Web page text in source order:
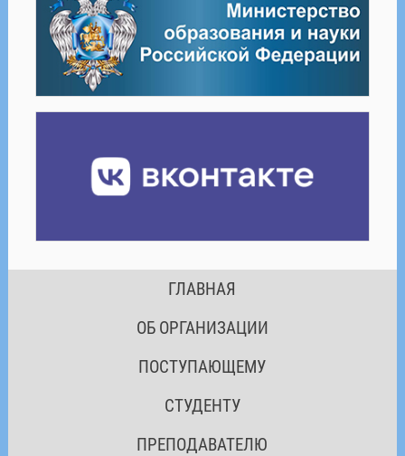
ГЛАВНАЯ
ОБ ОРГАНИЗАЦИИ
ПОСТУПАЮЩЕМУ
СТУДЕНТУ
ПРЕПОДАВАТЕЛЮ